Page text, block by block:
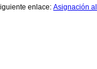
enlace: Asignación